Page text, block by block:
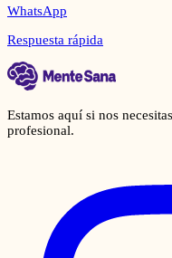
WhatsApp
Respuesta rápida
Estamos aquí si nos
profesional.